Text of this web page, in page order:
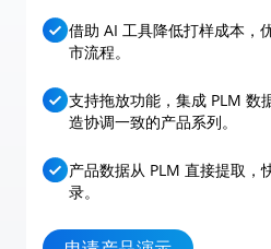
借助 AI 工具降低打样成本，
市流程。
支持拖放功能，集成 PLM 数
造协调一致的产品系列。
产品数据从 PLM 直接提取，
录。